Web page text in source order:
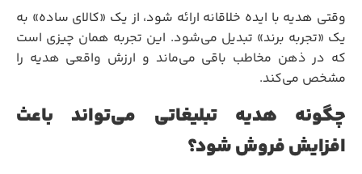
وقتی هدیه با ایده خلاقانه ارائه شود، از یک «کالای ساده» به
یک «تجربه برند» تبدیل می‌شود. این تجربه همان چیزی است
که در ذهن مخاطب باقی می‌ماند و ارزش واقعی هدیه را
مشخص می‌کند.
چگونه هدیه تبلیغاتی می‌تواند باعث
افزایش فروش شود؟